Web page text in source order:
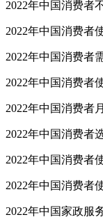
2022年中国消费者
2022年中国消费者
2022年中国消费者
2022年中国消费者
2022年中国消费者
2022年中国消费者
2022年中国消费者
2022年中国消费者
2022年中国家政服